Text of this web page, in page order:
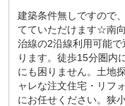
建築条件無しですので
てていただけます☆南
治線の2沿線利用可能
ります。徒歩15分圏内
にも困りません。土地
ャレな注文住宅・リフ
にお任せください。狭